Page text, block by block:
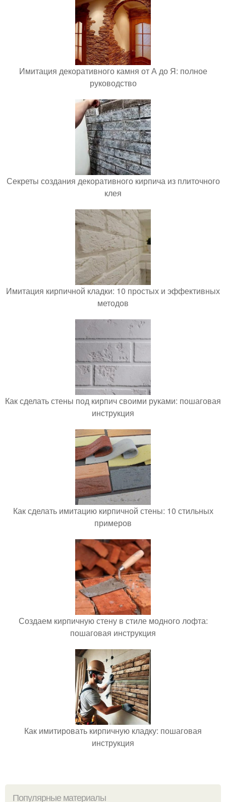
Имитация декоративного камня от А до Я: полное
руководство
Секреты создания декоративного кирпича из плиточного
клея
Имитация кирпичной кладки: 10 простых и эффективных
методов
Как сделать стены под кирпич своими руками: пошаговая
инструкция
Как сделать имитацию кирпичной стены: 10 стильных
примеров
Создаем кирпичную стену в стиле модного лофта:
пошаговая инструкция
Как имитировать кирпичную кладку: пошаговая
инструкция
Популярные материалы